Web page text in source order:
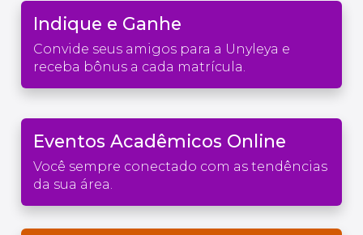
Indique e Ganhe
Convide seus amigos para a Unyleya e
receba bônus a cada matrícula.
Eventos Acadêmicos Online
Você sempre conectado com as tendências
da sua área.